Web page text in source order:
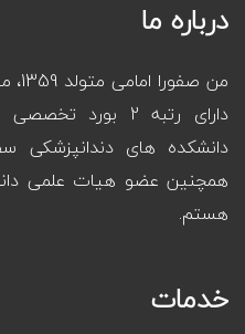
درباره ما
من
دارای رتبه 2
همچنین عضو هیات علمی
هستم.
خدمات